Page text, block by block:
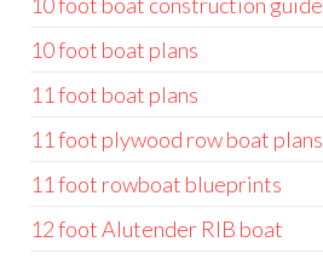
10 foot boat plans
11 foot boat plans
11 foot plywood row boat plans
11 foot rowboat blueprints
12 foot Alutender RIB boat